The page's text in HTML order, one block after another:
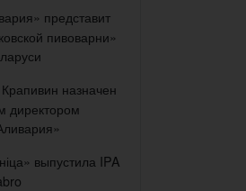
представит
пивоварни»
назначен
директором
выпустила IPA